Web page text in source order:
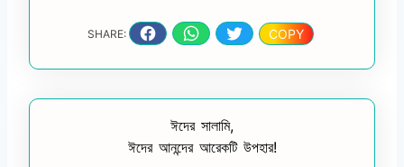
SHARE: COPY
ঈদের সালামি,
ঈদের আনন্দের আরেকটি উপহার!